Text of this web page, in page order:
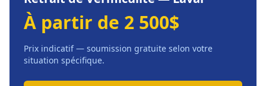
À partir de 2 500$
Prix indicatif — soumission gratuite selon votre
situation spécifique.